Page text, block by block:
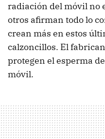
radiación del móvil no
otros afirman todo lo
crean más en estos
calzoncillos. El
protegen el esperma
móvil.